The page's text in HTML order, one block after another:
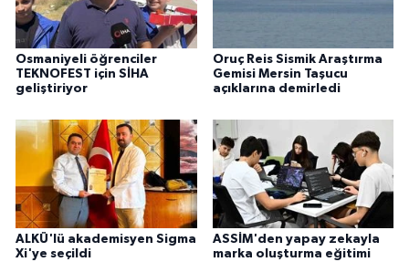
Osmaniyeli öğrenciler
TEKNOFEST için SİHA
geliştiriyor
Oruç Reis Sismik Araştırma
Gemisi Mersin Taşucu
açıklarına demirledi
ALKÜ'lü akademisyen Sigma
Xi'ye seçildi
ASSİM'den yapay zekayla
marka oluşturma eğitimi